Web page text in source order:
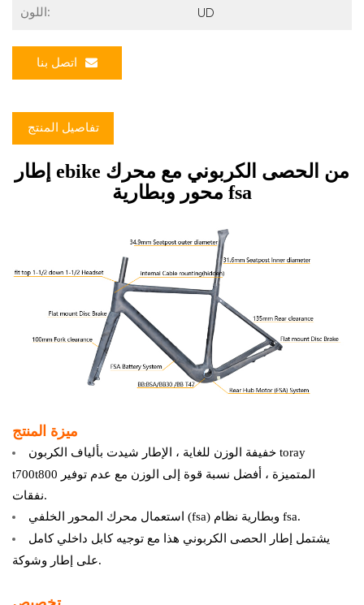
اللون: UD
اتصل بنا
تفاصيل المنتج
إطار ebike من الحصى الكربوني مع محرك
محور وبطارية fsa
ميزة المنتج
خفيفة الوزن للغاية ، الإطار شيدت بألياف الكربون toray
t700t800 المتميزة ، أفضل نسبة قوة إلى الوزن مع عدم توفير
استعمال
محرك المحور الخلفي (fsa) وبطارية نظام fsa.
يشتمل إطار الحصى الكربوني هذا مع توجيه كابل داخلي كامل